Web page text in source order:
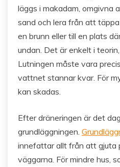
läggs i makadam, omgivna
sand och lera från att
en brunn eller till en plats
undan. Det är enkelt i
Lutningen måste vara
vattnet stannar kvar. För
kan skadas.
Efter dräneringen är det
grundläggningen.
innefattar allt från att gjuta
väggarna. För mindre hus,